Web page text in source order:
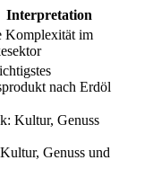
Interpretation
Komplexität im
nach Erdöl
Genuss und